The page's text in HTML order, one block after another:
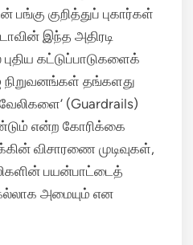
பங்கு குறித்துப் புகார்கள்
இந்த அதிரடி
கட்டுப்பாடுகளைக்
நிறுவனங்கள் தங்களது
வேலிகளை’ (Guardrails)
என்ற கோரிக்கை
விசாரணை முடிவுகள்,
பயன்பாட்டைத்
அமையும் என